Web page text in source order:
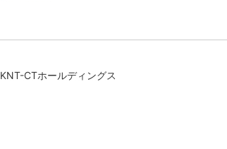
KNT-CTホールディングス